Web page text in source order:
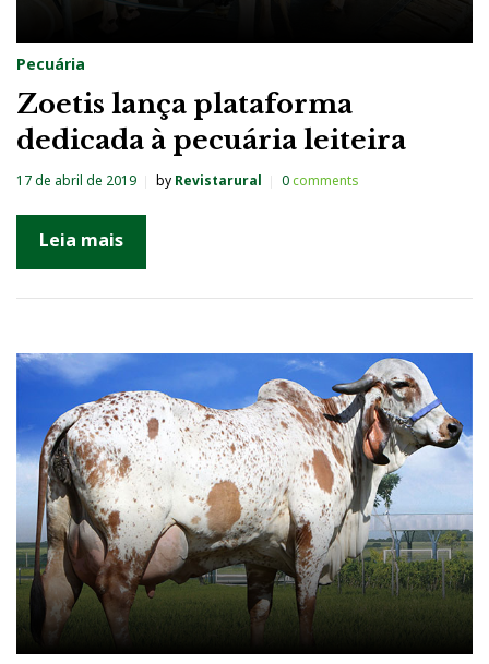
Pecuária
Zoetis lança plataforma
dedicada à pecuária leiteira
17 de abril de 2019 by Revistarural 0comments
Leia mais